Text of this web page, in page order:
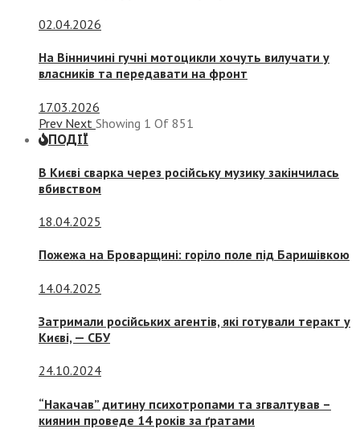
02.04.2026
На Вінничині гучні мотоцикли хочуть вилучати у
власників та передавати на фронт
17.03.2026
Prev Next Showing 1 Of 851
ПОДІЇ
В Києві сварка через російську музику закінчилась
вбивством
18.04.2025
Пожежа на Броварщині: горіло поле під Баришівкою
14.04.2025
Затримали російських агентів, які готували теракт у
Києві, — СБУ
24.10.2024
“Накачав” дитину психотропами та згвалтував –
киянин проведе 14 років за ґратами